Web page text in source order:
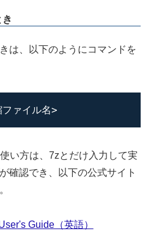
は、以下のようにコマンドを
ァイル名>
い方は、7zとだけ入力して実
確認でき、以下の公式サイト
Guide（英語）